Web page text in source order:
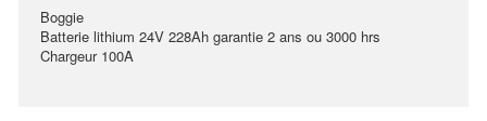
Boggie
Batterie lithium 24V 228Ah garantie 2 ans ou 3000 hrs
Chargeur 100A